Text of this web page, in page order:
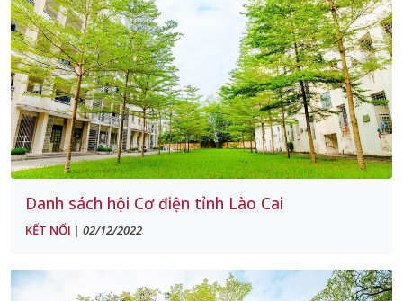
Danh sách hội Cơ điện tỉnh Lào Cai
KẾT NỐI | 02/12/2022